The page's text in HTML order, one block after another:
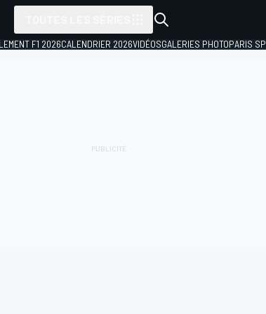
F1 2026CALENDRIER 2026VIDÉOSGALERIES PHOTOPARIS